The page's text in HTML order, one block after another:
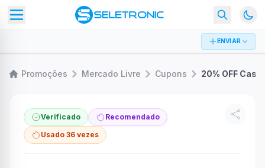
ENVIAR
Promoções Mercado Livre Cupons
Verificado
Recomendado
Usado 36 vezes